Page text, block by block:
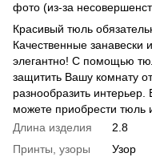
фото (из-за
Красивый тюль
Качественные занавески
элегантно! С помощью
защитить Вашу комнату
разнообразить
можете приобрести тюль
Длина изделия
2.8
Принты, узоры
Узор